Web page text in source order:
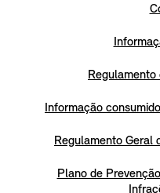
Regulamento
Informação
Regulamento Geral
Plano de